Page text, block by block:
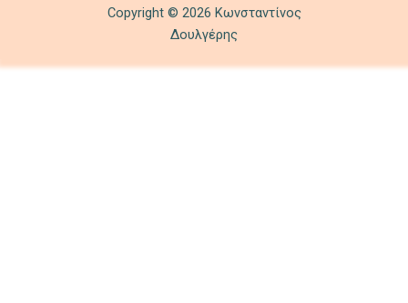
Copyright © 2026 Κωνσταντίνος
Δουλγέρης